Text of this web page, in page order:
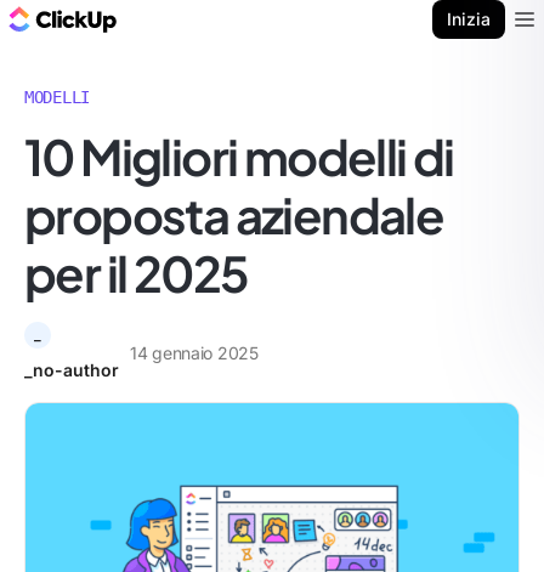
Inizia
MODELLI
10 Migliori modelli di
proposta aziendale
per il 2025
_no-author
14 gennaio 2025